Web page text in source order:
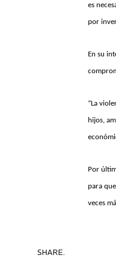
es
por
En su
“La
hijos,
Por
para
veces
SHARE.